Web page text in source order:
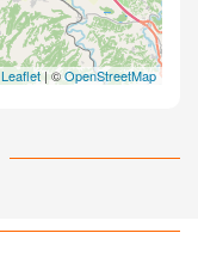
Leaflet | ©OpenStreetMap